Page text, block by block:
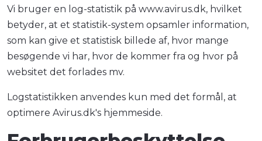
Vi bruger en log-statistik på www.avirus.dk, hvilket
betyder, at et statistik-system opsamler information,
som kan give et statistisk billede af, hvor mange
besøgende vi har, hvor de kommer fra og hvor på
websitet det forlades mv.
Logstatistikken anvendes kun med det formål, at
optimere Avirus.dk's hjemmeside.